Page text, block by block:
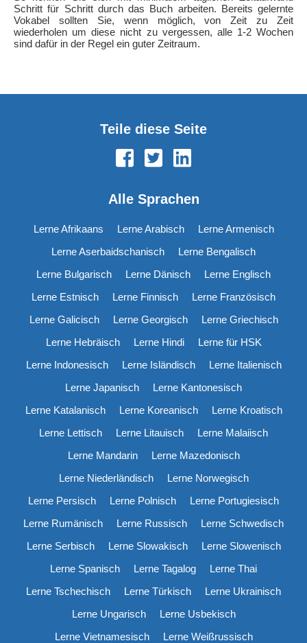
Schritt für Schritt durch das Buch arbeiten. Bereits gelernte
Vokabel sollten Sie, wenn möglich, von Zeit zu Zeit
wiederholen um diese nicht zu vergessen, alle 1-2 Wochen
sind dafür in der Regel ein guter Zeitraum.
Teile diese Seite
Alle Sprachen
Lerne Afrikaans Lerne Arabisch
Lerne Armenisch
Lerne Aserbaidschanisch
Lerne Bengalisch
Lerne Bulgarisch
Lerne Dänisch
Lerne Englisch
Lerne Estnisch
Lerne Finnisch
Lerne Französisch
Lerne Galicisch
Lerne Georgisch
Lerne Griechisch
Lerne Hebräisch
Lerne Hindi
Lerne für HSK
Lerne Indonesisch
Lerne Isländisch
Lerne Italienisch
Lerne Japanisch
Lerne Kantonesisch
Lerne Katalanisch
Lerne Koreanisch
Lerne Kroatisch
Lerne Lettisch
Lerne Litauisch
Lerne Malaiisch
Lerne Mandarin
Lerne Mazedonisch
Lerne Niederländisch
Lerne Norwegisch
Lerne Persisch
Lerne Polnisch
Lerne Portugiesisch
Lerne Rumänisch
Lerne Russisch
Lerne Schwedisch
Lerne Serbisch
Lerne Slowakisch
Lerne Slowenisch
Lerne Spanisch
Lerne Tagalog
Lerne Thai
Lerne Tschechisch
Lerne Türkisch
Lerne Ukrainisch
Lerne Ungarisch
Lerne Usbekisch
Lerne Vietnamesisch
Lerne Weißrussisch